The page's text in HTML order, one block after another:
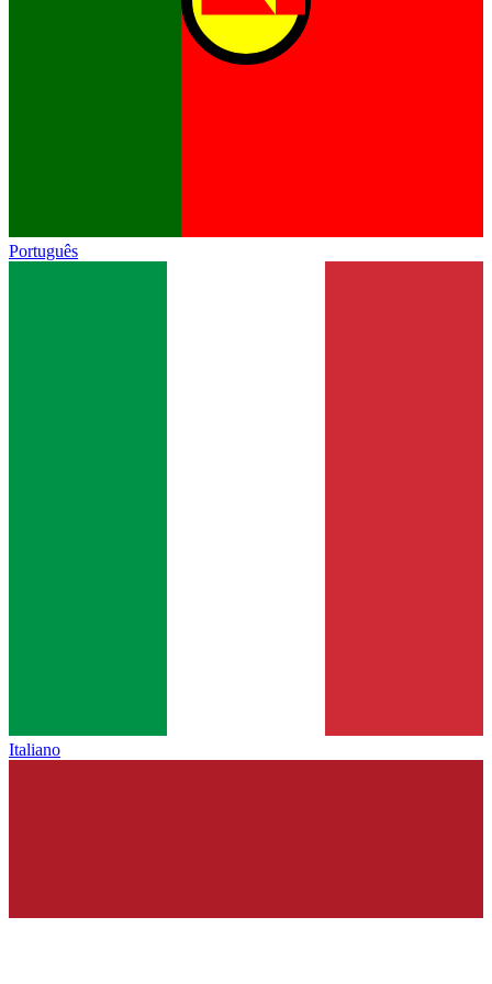
Português
Italiano